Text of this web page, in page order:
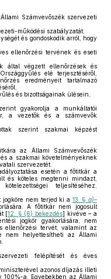
Számvevőszék szervezeti
működési szabályzatát,
és gondoskodik arról, hogy
ellenőrzési tervének és eseti
által végzett ellenőrzések és
elé terjesztéséről,
eredményeit tartalmazó
és bizottságainak ülésein,
gyakorolja a munkáltatói
a vezetők és a számvevők
szerint szakmai képzést
az Állami Számvevőszék
a szakmai követelményeknek
szervezetét.
esetén a főtitkár a
és köteles megtenni mindazt,
teljesítéséhez,
jogköre nem terjed ki a 13. §a)–
A főtitkár nem jogosult
[12. § (6) bekezdés] kivéve – a
jogkör gyakorlására, nem
ellenőrzési tervét, valamint az
nem helyettesítheti az Állami
felépítését és éves
azonos díjazás illeti
100%-a. Egyebekben az Állami